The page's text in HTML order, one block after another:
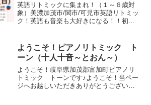
英語リトミックに集まれ！（１～６歳対
象）美濃加茂市/関市/可児市英語リトミッ
ク！英語も音楽も大好きになる！！初め
久美子先生です。中学時代は英語が嫌い
で0点だった。そこか...
ようこそ！ピアノリトミック ト
ーン（十人十音～とおん～）
ようこそ！岐阜県加茂郡富加町ピアノリ
トミック トーンです♪ようこそ！当ペー
ジへお越しいただきありがとうございま